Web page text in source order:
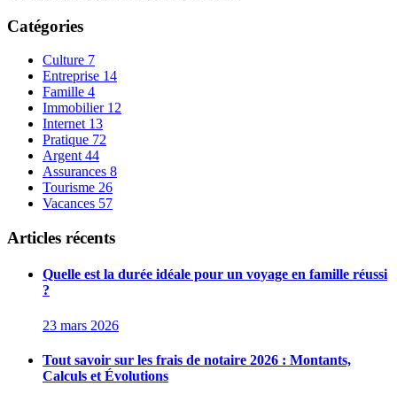
Catégories
Culture 7
Entreprise 14
Famille 4
Immobilier 12
Internet 13
Pratique 72
Argent 44
Assurances 8
Tourisme 26
Vacances 57
Articles récents
Quelle est la durée idéale pour un voyage en famille réussi
?
23 mars 2026
Tout savoir sur les frais de notaire 2026 : Montants,
Calculs et Évolutions